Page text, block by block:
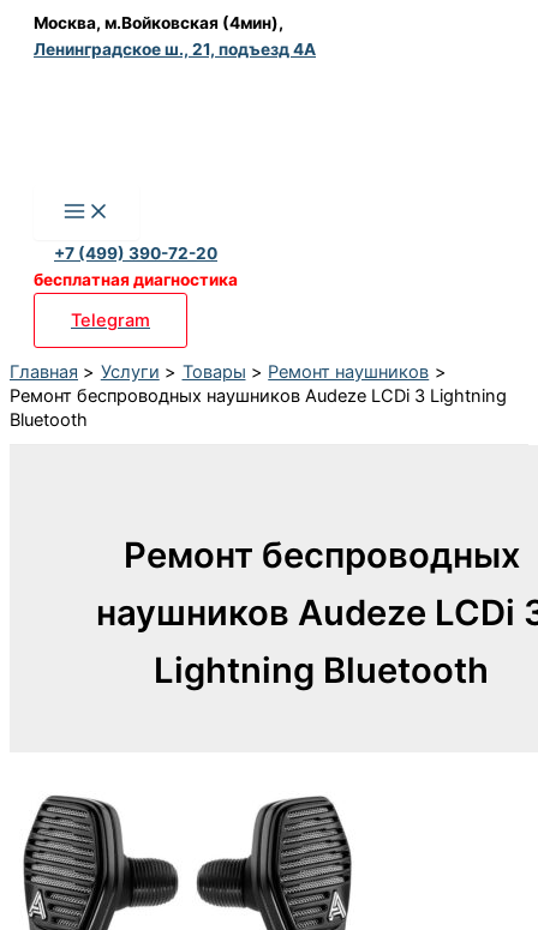
Перейти
Москва, м.Войковская (4мин),
Ленинградское ш., 21, подъезд 4А
+7 (499) 390-72-20
бесплатная диагностика
Telegram
Главная Услуги Товары
Ремонт наушников
Ремонт беспроводных наушников Audeze LCDi 3 Lightning
Bluetooth
Ремонт беспроводных
наушников Audeze LCDi
Lightning Bluetooth